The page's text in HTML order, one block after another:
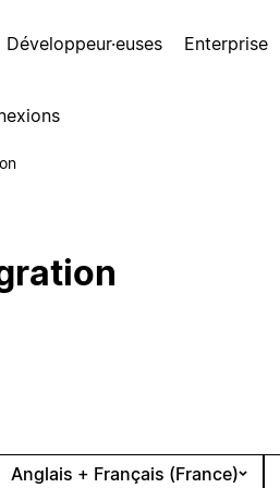
Développeur·euses Enterprise
Anglais + Français (France)